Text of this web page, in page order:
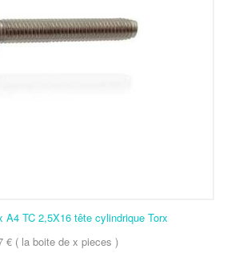
A4 TC 2,5X16 tête cylindrique Torx
€ ( la boite de x pieces )